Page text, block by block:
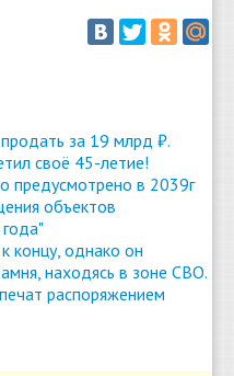
за 19 млрд ₽.
своё 45-летие!
предусмотрено в 2039г
объектов
концу, однако он
находясь в зоне СВО.
распоряжением